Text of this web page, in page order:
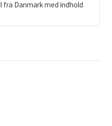
fra Danmark med indhold